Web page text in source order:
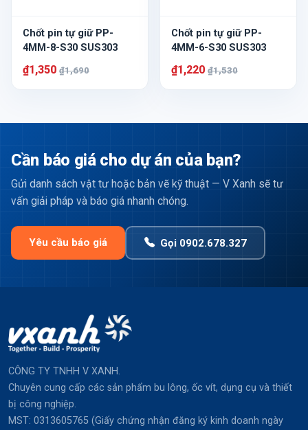
Chốt pin tự giữ PP-
4MM-8-S30 SUS303
₫1,350 ₫1,690
Chốt pin tự giữ PP-
4MM-6-S30 SUS303
₫1,220 ₫1,530
Cần báo giá cho dự án của bạn?
Gửi danh sách vật tư hoặc bản vẽ kỹ thuật — V Xanh sẽ tư
vấn giải pháp và báo giá nhanh chóng.
Yêu cầu báo giá Gọi 0902.678.327
CÔNG TY TNHH V XANH.
Chuyên cung cấp các sản phẩm bu lông, ốc vít, dụng cụ và thiết
bị công nghiệp.
MST: 0313605765 (Giấy chứng nhận đăng ký kinh doanh ngày